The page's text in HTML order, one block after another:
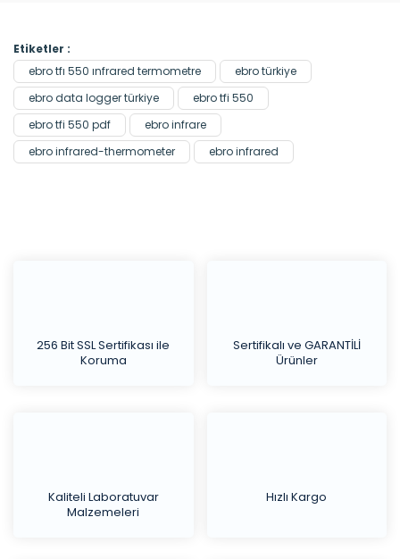
Etiketler :
ebro tfı 550 ınfrared termometre
ebro türkiye
ebro data logger türkiye
ebro tfi 550
ebro tfi 550 pdf
ebro infrare
ebro infrared-thermometer
ebro infrared
256 Bit SSL Sertifikası ile
Koruma
Sertifikalı ve GARANTİLİ
Ürünler
Kaliteli Laboratuvar
Malzemeleri
Hızlı Kargo